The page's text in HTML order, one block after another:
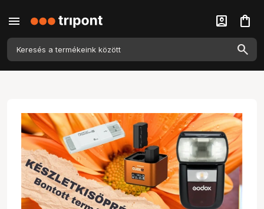
menu account_box shopping_bag